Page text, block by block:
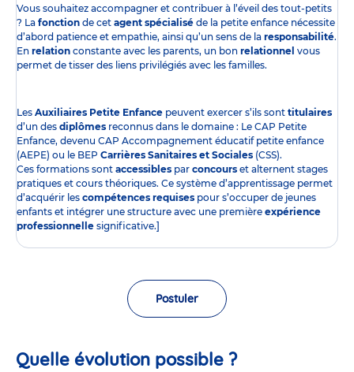
Vous souhaitez accompagner et contribuer à l’éveil des tout-petits
? La fonction de cet agent spécialisé de la petite enfance nécessite
d’abord patience et empathie, ainsi qu’un sens de la responsabilité.
En relation constante avec les parents, un bon relationnel vous
permet de tisser des liens privilégiés avec les familles.
Les Auxiliaires Petite Enfance peuvent exercer s’ils sont titulaires
d’un des diplômes reconnus dans le domaine : Le CAP Petite
Enfance, devenu CAP Accompagnement éducatif petite enfance
(AEPE) ou le BEP Carrières Sanitaires et Sociales (CSS).
Ces formations sont accessibles par concours et alternent stages
pratiques et cours théoriques. Ce système d’apprentissage permet
d’acquérir les compétences requises pour s’occuper de jeunes
enfants et intégrer une structure avec une première expérience
professionnelle significative.]
Postuler
Quelle évolution possible ?